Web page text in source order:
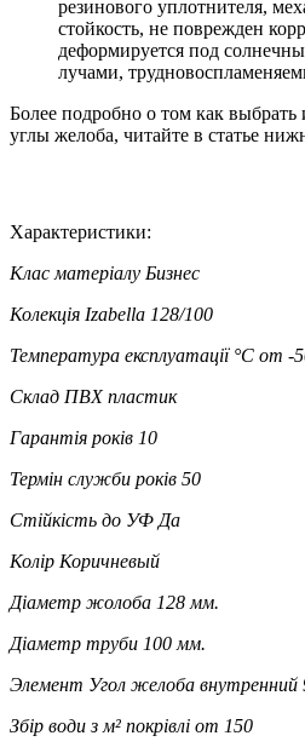
резинового уплотнителя,
стойкость, не поврежден
деформируется под
лучами,
Более подробно о том как выбрать
углы желоба, читайте в статье
Характеристики:
Клас матеріалу Бизнес
Колекція Izabella 128/100
Температура експлуатації °C от -
Склад ПВХ пластик
Гарантія років 10
Термін служби років 50
Стійкість до УФ Да
Колір Коричневый
Діаметр жолоба 128 мм.
Діаметр труби 100 мм.
Элемент Угол желоба внутренний
Збір води з м² покрівлі от 150